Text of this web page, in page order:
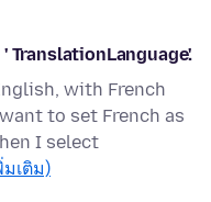
with French
to set French as
I select
มเติม)